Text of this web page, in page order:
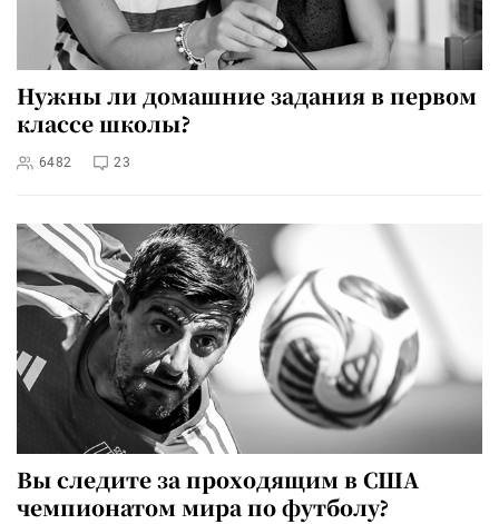
Нужны ли домашние задания в первом
классе школы?
6482 23
Вы следите за проходящим в США
чемпионатом мира по футболу?